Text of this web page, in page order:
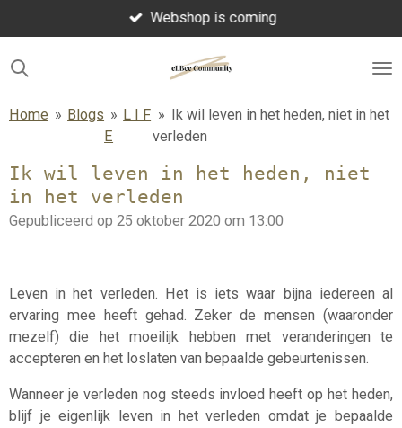
direct
naar
hoofdinhoud
Webshop is coming
Home » Blogs » L I F
E
» Ik wil leven in het heden, niet in het
verleden
Ik wil leven in het heden, niet
in het verleden
Gepubliceerd op 25 oktober 2020 om 13:00
Leven in het verleden. Het is iets waar bijna iedereen al
ervaring mee heeft gehad. Zeker de mensen (waaronder
mezelf) die het moeilijk hebben met veranderingen te
accepteren en het loslaten van bepaalde gebeurtenissen.
Wanneer je verleden nog steeds invloed heeft op het heden,
blijf je eigenlijk leven in het verleden omdat je bepaalde